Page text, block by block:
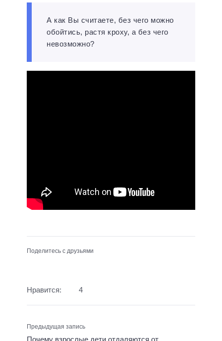
А как Вы считаете, без чего можно
обойтись, растя кроху, а без чего
невозможно?
Поделитесь с друзьями
Нравится: 4
Предыдущая запись